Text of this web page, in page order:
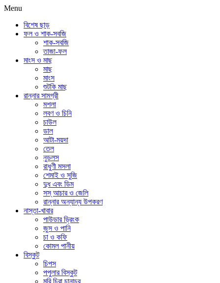
Menu
বিশেষ ছাড়
ফল ও শাক-সবজি
শাক-সবজি
তাজা-ফল
মাংস ও মাছ
মাছ
মাংস
শুটকি মাছ
রান্নার সামগ্রী
মশলা
লবণ ও চিনি
চাউল
ডাল
আটা-ময়দা
তেল
নুডলস
রাধুণী মসলা
শেমাই ও সুজি
দুধ এবং ডিম
সস্ আচার ও জেলি
রান্নার অন্যান্য উপকরণ
নাস্তা-খাবার
পাউডার ড্রিংক
জুস ও পানি
চা ও কফি
কোমল পানীয়
বিস্কুট
চিপস
পপুলার বিস্কুট
মুরি চিরা চানাচুর